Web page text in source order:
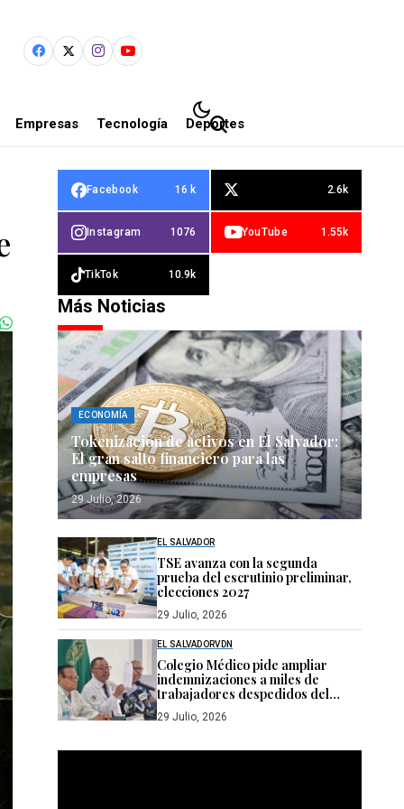
Empresas Tecnología Deportes
Facebook 16 k 2.6k
Instagram 1076 YouTube 1.55k
TikTok 10.9k
Más Noticias
ECONOMÍA
Tokenización de activos en El Salvador:
El gran salto financiero para las
empresas
29 Julio, 2026
EL SALVADOR
TSE avanza con la segunda
prueba del escrutinio preliminar,
elecciones 2027
29 Julio, 2026
EL SALVADORVDN
Colegio Médico pide ampliar
indemnizaciones a miles de
trabajadores despedidos del
sistema público de salud
29 Julio, 2026